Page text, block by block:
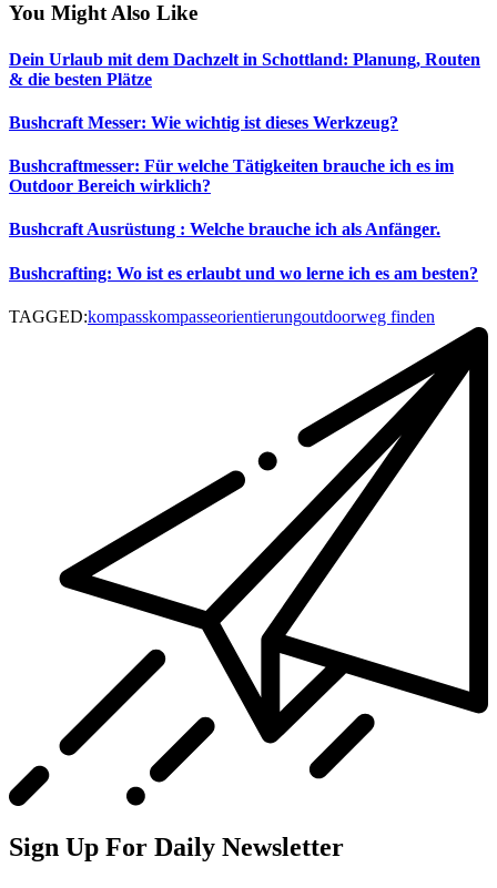
You Might Also Like
Dein Urlaub mit dem Dachzelt in Schottland: Planung, Routen
& die besten Plätze
Bushcraft Messer: Wie wichtig ist dieses Werkzeug?
Bushcraftmesser: Für welche Tätigkeiten brauche ich es im
Outdoor Bereich wirklich?
Bushcraft Ausrüstung : Welche brauche ich als Anfänger.
Bushcrafting: Wo ist es erlaubt und wo lerne ich es am besten?
TAGGED:kompasskompasseorientierungoutdoorweg finden
Sign Up For Daily Newsletter